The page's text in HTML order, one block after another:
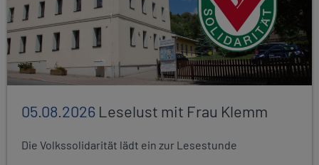
05.08.2026 Leselust mit Frau Klemm
Die Volkssolidarität lädt ein zur Lesestunde